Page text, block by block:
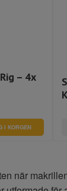
– 4x
I KORGEN
när